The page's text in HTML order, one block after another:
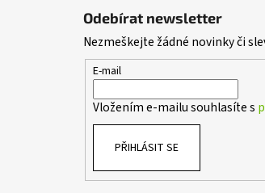
Odebírat newsletter
Nezmeškejte žádné novinky či
E-mail
Vložením e-mailu souhlasíte s
PŘIHLÁSIT SE